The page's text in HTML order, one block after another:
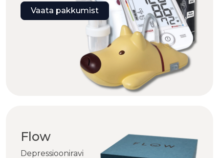
Vaata pakkumist
Flow
Depressiooniravi